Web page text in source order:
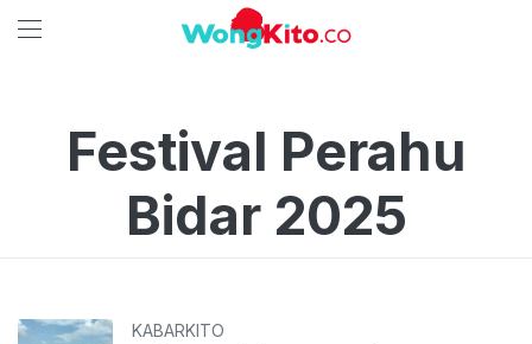
Festival Perahu
Bidar 2025
KABARKITO